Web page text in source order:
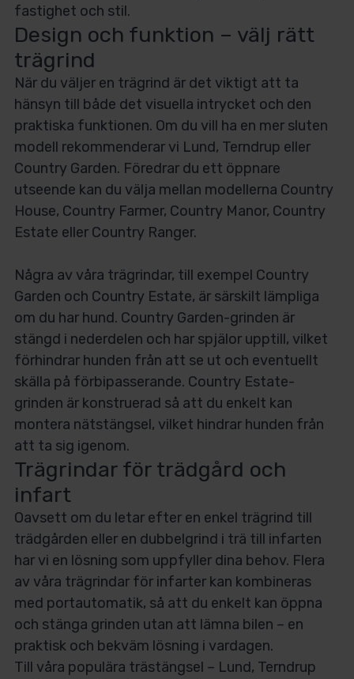
fastighet och stil.
Design och funktion – välj rätt
trägrind
När du väljer en trägrind är det viktigt att ta
hänsyn till både det visuella intrycket och den
praktiska funktionen. Om du vill ha en mer sluten
modell rekommenderar vi Lund, Terndrup eller
Country Garden. Föredrar du ett öppnare
utseende kan du välja mellan modellerna Country
House, Country Farmer, Country Manor, Country
Estate eller Country Ranger.
Några av våra trägrindar, till exempel Country
Garden och Country Estate, är särskilt lämpliga
om du har hund. Country Garden-grinden är
stängd i nederdelen och har spjälor upptill, vilket
förhindrar hunden från att se ut och eventuellt
skälla på förbipasserande. Country Estate-
grinden är konstruerad så att du enkelt kan
montera nätstängsel, vilket hindrar hunden från
att ta sig igenom.
Trägrindar för trädgård och
infart
Oavsett om du letar efter en enkel trägrind till
trädgården eller en dubbelgrind i trä till infarten
har vi en lösning som uppfyller dina behov. Flera
av våra trägrindar för infarter kan kombineras
med portautomatik, så att du enkelt kan öppna
och stänga grinden utan att lämna bilen – en
praktisk och bekväm lösning i vardagen.
Till våra populära trästängsel – Lund, Terndrup